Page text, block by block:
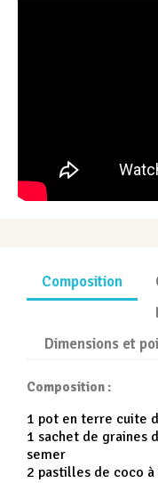
Composition
Dimensions et
Composition :
1 pot en terre cuite
1 sachet de graines
semer
2 pastilles de coco